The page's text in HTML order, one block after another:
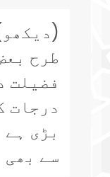
طرح
فضیلت
درجات
بڑی
سے بھی